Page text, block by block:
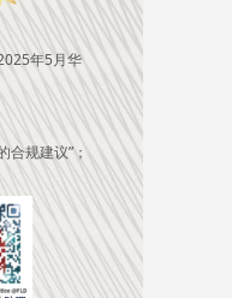
年5月华
合规建议”；